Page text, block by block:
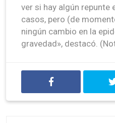
ver si hay algún repunte
casos, pero (de
ningún cambio en la
gravedad», destacó.